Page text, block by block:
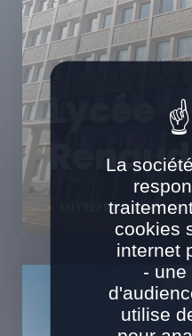
ENTREPRISE GÉNÉRALE
Lycée
La
cookies
internet
- une
utilise